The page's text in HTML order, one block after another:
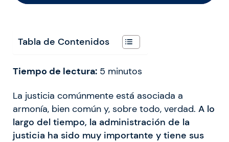
Tabla de Contenidos
Tiempo de lectura: 5 minutos
La justicia comúnmente está asociada a
armonía, bien común y, sobre todo, verdad. A lo
largo del tiempo, la administración de la
justicia ha sido muy importante y tiene sus